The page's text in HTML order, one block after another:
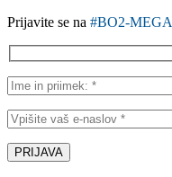
Prijavite se na #BO2-MEGA